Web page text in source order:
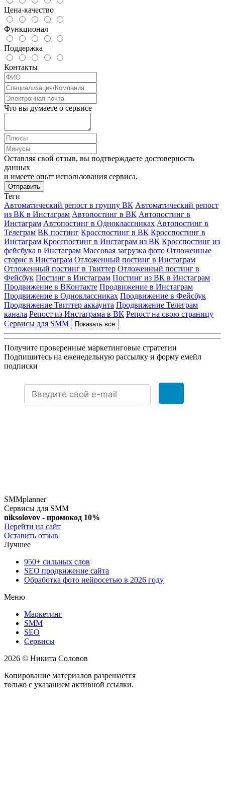
Цена-качество
Функционал
Поддержка
Контакты
Что вы думаете о сервисе
Оставляя свой отзыв, вы подтверждаете достоверность
данных
и имеете опыт использования сервиса.
Отправить
Теги
Автоматический репост в группу ВК Автоматический репост
из ВК в Инстаграм Автопостинг в ВК Автопостинг в
Инстаграм Автопостинг в Одноклассниках Автопостинг в
Телеграм ВК постинг Кросспостинг в ВК Кросспостинг в
Инстаграм Кросспостинг в Инстаграм из ВК Кросспостинг из
фейсбука в Инстаграм Массовая загрузка фото Отложенные
сторис в Инстаграм Отложенный постинг в Инстаграм
Отложенный постинг в Твиттер Отложенный постинг в
Фейсбук Постинг в Инстаграм Постинг из ВК в Инстаграм
Продвижение в ВКонтакте Продвижение в Инстаграм
Продвижение в Одноклассниках Продвижение в Фейсбук
Продвижение Твиттер аккаунта Продвижение Телеграм
канала Репост из Инстаграма в ВК Репост на свою страницу
Сервисы для SMM
Показать все
Получите проверенные маркетинговые стратегии
Подпишитесь на еженедельную рассылку и форму емейл
подписки
SMMplanner
Сервисы для SMM
niksolovov - промокод 10%
Перейти на сайт
Оставить отзыв
Лучшее
950+ сильных слов
SEO продвижение сайта
Обработка фото нейросетью в 2026 году
Меню
Маркетинг
SMM
SEO
Сервисы
2026 © Никита Соловов
Копирование материалов разрешается
только с указанием активной ссылки.